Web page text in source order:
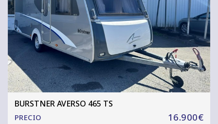
BURSTNER AVERSO 465 TS
16.900€
PRECIO